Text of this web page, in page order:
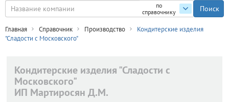
по
справочнику
Главная Справочник Производство
Кондитерские изделия
"Сладости с Московского"
Кондитерские изделия "Сладости с
Московского"
ИП Мартиросян Д.М.